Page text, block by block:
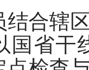
结合辖
国省干